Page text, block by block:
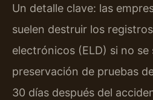
Un detalle clave: las
suelen destruir los
electrónicos (ELD) si no
preservación de pruebas
30 días después del